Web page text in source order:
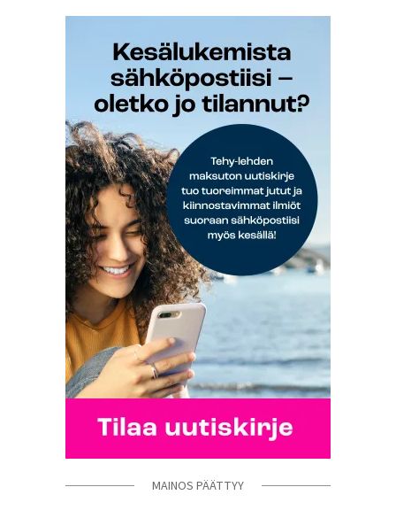
MAINOS PÄÄTTYY